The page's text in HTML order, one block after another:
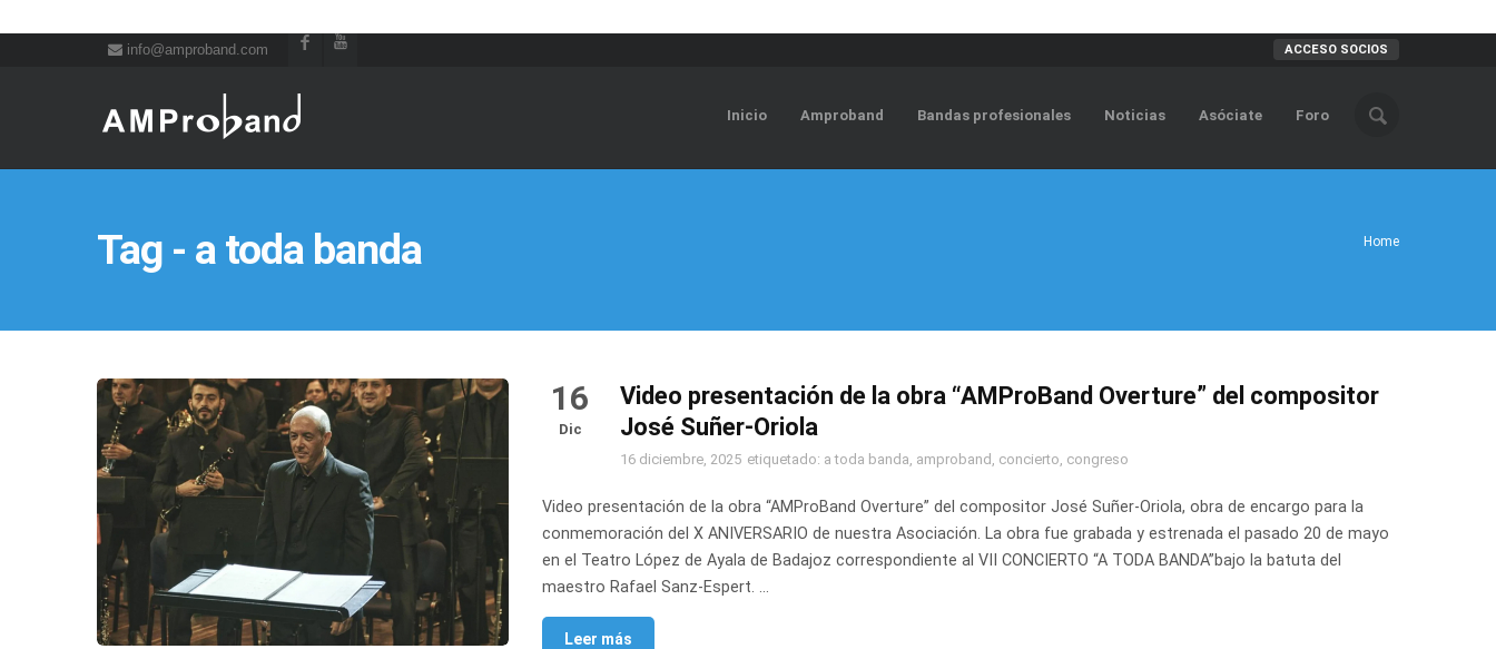
info@amproband.com ACCESO SOCIOS
Inicio Amproband Bandas profesionales Noticias Asóciate Foro
Tag - a toda banda Home
16
Dic
Video presentación de la obra “AMProBand Overture” del compositor
José Suñer-Oriola
16 diciembre, 2025 etiquetado: a toda banda, amproband , concierto, congreso
Video presentación de la obra “AMProBand Overture” del compositor José Suñer-Oriola, obra de encargo para la
conmemoración del X ANIVERSARIO de nuestra Asociación. La obra fue grabada y estrenada el pasado 20 de mayo
en el Teatro López de Ayala de Badajoz correspondiente al VII CONCIERTO “A TODA BANDA”bajo la batuta del
maestro Rafael Sanz-Espert. …
Leer más